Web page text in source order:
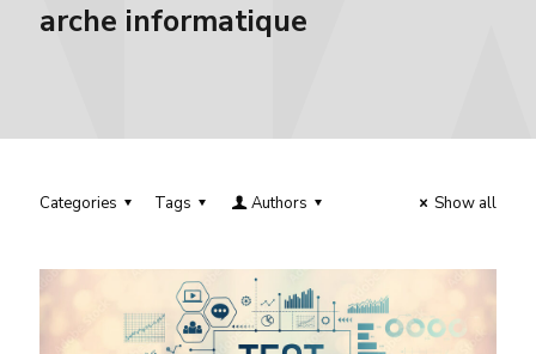
arche informatique
Categories Tags Authors Show all